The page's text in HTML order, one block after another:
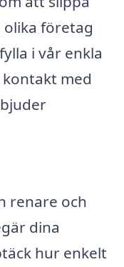
företag
i vår enkla
med
renare och
dina
hur enkelt